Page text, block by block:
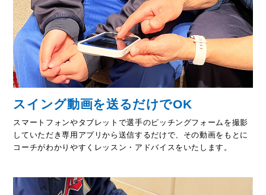
スイング動画を送るだけでOK
スマートフォンやタブレットで選手のピッチングフォームを撮影
していただき専用アプリから送信するだけで、その動画をもとに
コーチがわかりやすくレッスン・アドバイスをいたします。